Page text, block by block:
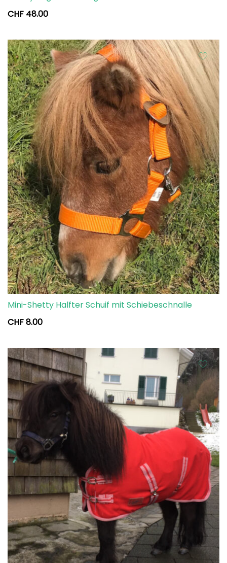
CHF 48.00
Mini-Shetty Halfter Schuif mit Schiebeschnalle
CHF8.00